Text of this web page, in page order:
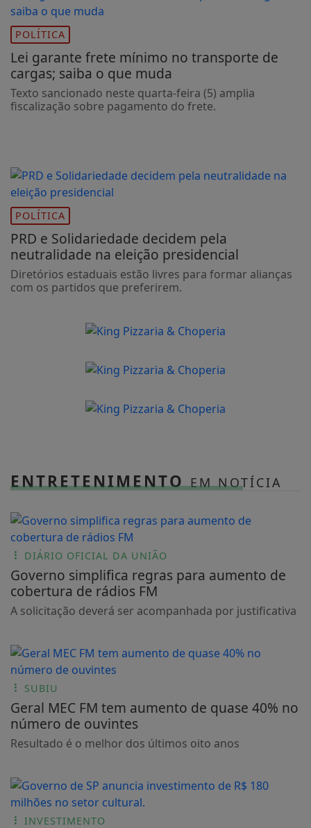
POLÍTICA
Lei garante frete mínimo no transporte de
cargas; saiba o que muda
Texto sancionado neste quarta-feira (5) amplia
fiscalização sobre pagamento do frete.
POLÍTICA
PRD e Solidariedade decidem pela
neutralidade na eleição presidencial
Diretórios estaduais estão livres para formar alianças
com os partidos que preferirem.
ENTRETENIMENTOEM NOTÍCIA
DIÁRIO OFICIAL DA UNIÃO
Governo simplifica regras para aumento de
cobertura de rádios FM
A solicitação deverá ser acompanhada por justificativa
SUBIU
Geral MEC FM tem aumento de quase 40% no
número de ouvintes
Resultado é o melhor dos últimos oito anos
INVESTIMENTO